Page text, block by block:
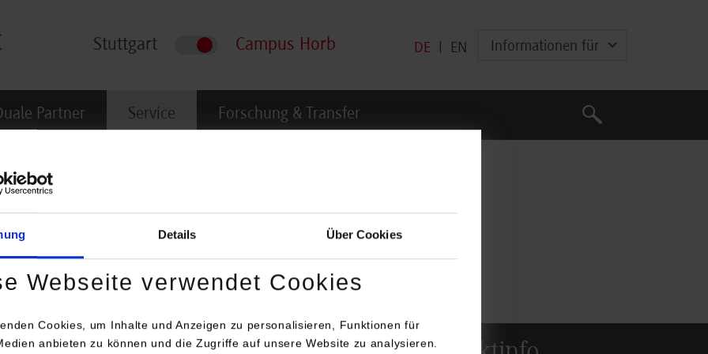
Details Über Cookies
Webseite verwendet Cookies
Cookies, um Inhalte und Anzeigen zu personalisieren, Funktionen für
anbieten zu können und die Zugriffe auf unsere Website zu analysieren.
Stuttgart Campus Horb DE EN Informationen für
Partner Service Forschung & Transfer
Suche
Suche
und Ausbildungsvertrages (durchschnittlich ca. 25 –30 Arbeitstage pro Jahr).